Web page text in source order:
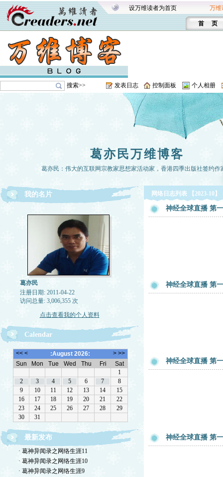
设万维读者为首页 万维
首 页
搜索>> 发表日志 控制面板 个人相册
葛亦民万维博客
葛亦民：伟大的互联网宗教家思想家活动家，香港四季出版社签约作
我的名片
葛亦民
注册日期: 2011-04-22
访问总量: 3,006,355 次
点击查看我的个人资料
Calendar
最新发布
· 葛神异闻录之网络生涯11
· 葛神异闻录之网络生涯10
· 葛神异闻录之网络生涯9
网络日志列表 【2023-10】
神经全球直播 第
神经全球直播 第
神经全球直播 第
神经全球直播 第